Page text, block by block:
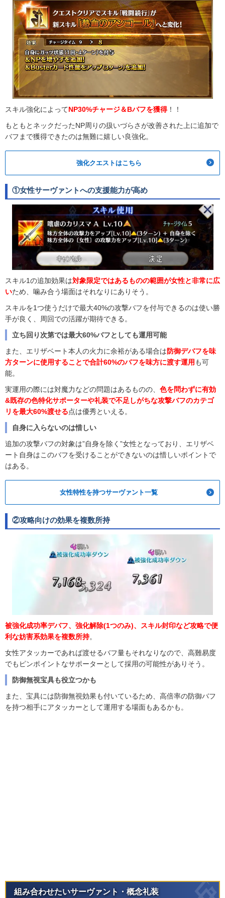
スキル強化によってNP30%チャージ＆Bバフを獲得！！
もともとネックだったNP周りの扱いづらさが改善された上に追加で
バフまで獲得できたのは無難に嬉しい良強化。
強化クエストはこちら
①女性サーヴァントへの支援能力が高め
スキル1の追加効果は対象限定ではあるものの範囲が女性と非常に広
いため、噛み合う場面はそれなりにありそう。
スキルを1つ使うだけで最大40%の攻撃バフを付与できるのは使い勝
手が良く、周回での活躍が期待できる。
立ち回り次第では最大60%バフとしても運用可能
また、エリザベート本人の火力に余裕がある場合は防御デバフを味
方ターンに使用することで合計60%のバフを味方に渡す運用 も可
能。
実運用の際には対魔力などの問題はあるものの、 色を問わずに有効
&既存の色特化サポーターや礼装で不足しがちな攻撃バフのカテゴ
リを最大60%渡せる点は優秀といえる。
自身に入らないのは惜しい
追加の攻撃バフの対象は”自身を除く”女性となっており、エリザベ
ート自身はこのバフを受けることができないのは惜しいポイントで
はある。
女性特性を持つサーヴァント一覧
②攻略向けの効果を複数所持
被強化成功率デバフ、強化解除(1つのみ)、スキル封印など攻略で便
利な妨害系効果を複数所持。
女性アタッカーであれば渡せるバフ量もそれなりなので、高難易度
でもピンポイントなサポーターとして採用の可能性がありそう。
防御無視宝具も役立つかも
また、宝具には防御無視効果も付いているため、高倍率の防御バフ
を持つ相手にアタッカーとして運用する場面もあるかも。
組み合わせたいサーヴァント・概念礼装